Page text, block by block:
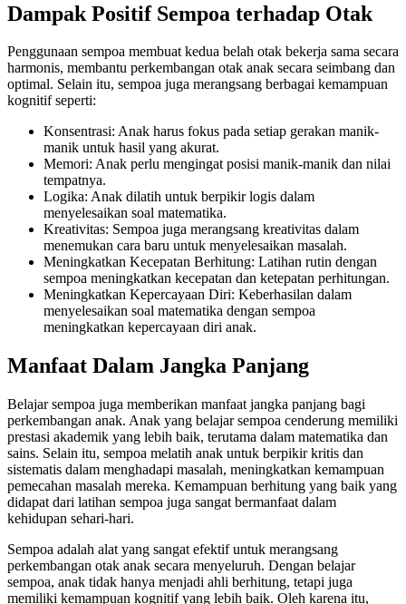
Dampak Positif Sempoa terhadap Otak
Penggunaan sempoa membuat kedua belah otak bekerja sama secara
harmonis, membantu perkembangan otak anak secara seimbang dan
optimal. Selain itu, sempoa juga merangsang berbagai kemampuan
kognitif seperti:
Konsentrasi: Anak harus fokus pada setiap gerakan manik-
manik untuk hasil yang akurat.
Memori: Anak perlu mengingat posisi manik-manik dan nilai
tempatnya.
Logika: Anak dilatih untuk berpikir logis dalam
menyelesaikan soal matematika.
Kreativitas: Sempoa juga merangsang kreativitas dalam
menemukan cara baru untuk menyelesaikan masalah.
Meningkatkan Kecepatan Berhitung: Latihan rutin dengan
sempoa meningkatkan kecepatan dan ketepatan perhitungan.
Meningkatkan Kepercayaan Diri: Keberhasilan dalam
menyelesaikan soal matematika dengan sempoa
meningkatkan kepercayaan diri anak.
Manfaat Dalam Jangka Panjang
Belajar sempoa juga memberikan manfaat jangka panjang bagi
perkembangan anak. Anak yang belajar sempoa cenderung memiliki
prestasi akademik yang lebih baik, terutama dalam matematika dan
sains. Selain itu, sempoa melatih anak untuk berpikir kritis dan
sistematis dalam menghadapi masalah, meningkatkan kemampuan
pemecahan masalah mereka. Kemampuan berhitung yang baik yang
didapat dari latihan sempoa juga sangat bermanfaat dalam
kehidupan sehari-hari.
Sempoa adalah alat yang sangat efektif untuk merangsang
perkembangan otak anak secara menyeluruh. Dengan belajar
sempoa, anak tidak hanya menjadi ahli berhitung, tetapi juga
memiliki kemampuan kognitif yang lebih baik. Oleh karena itu,